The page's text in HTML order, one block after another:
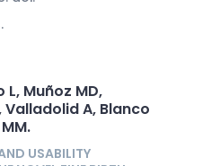
L, Muñoz MD,
A, Blanco
USABILITY